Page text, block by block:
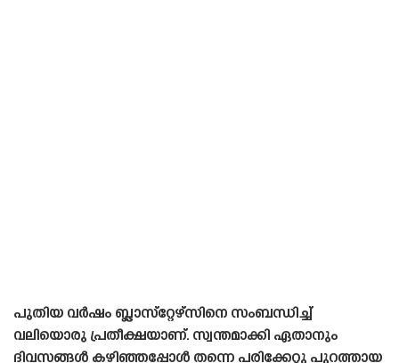
പുതിയ വർഷം ബ്ലാസ്‌റ്റേഴ്‌സിനെ സംബന്ധിച്ച്
വലിയൊരു പ്രതീക്ഷയാണ്. സ്വന്തമാക്കി ഏതാനും
ദിവസങ്ങൾ കഴിഞ്ഞപ്പോൾ തന്നെ പരിക്കേറ്റു പുറത്തായ